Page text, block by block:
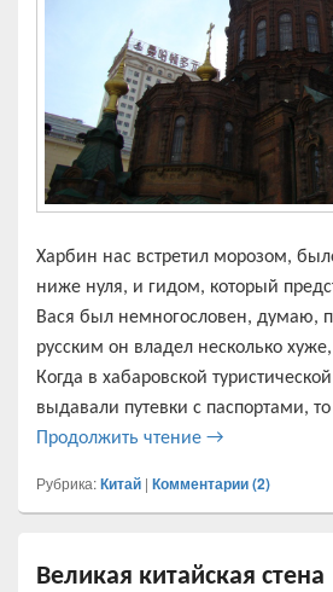
Харбин нас встретил морозом,
ниже нуля, и гидом, который
Вася был немногословен, думаю,
русским он владел несколько
Когда в хабаровской
выдавали путевки с паспортами,
Продолжить чтение Харбин — все
→
Рубрика:Китай | Комментарии (2)
Великая китайская стена